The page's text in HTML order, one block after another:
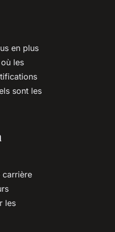
en plus
les
sont les
carrière
les